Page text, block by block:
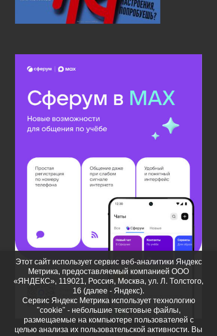
Этот сайт использует сервис веб-аналитики Яндекс
Метрика, предоставляемый компанией ООО
«ЯНДЕКС», 119021, Россия, Москва, ул. Л. Толстого,
16 (далее - Яндекс).
Сервис Яндекс Метрика использует технологию
"cookie" - небольшие текстовые файлы,
размещаемые на компьютере пользователей с
целью анализа их пользовательской активности. Вы